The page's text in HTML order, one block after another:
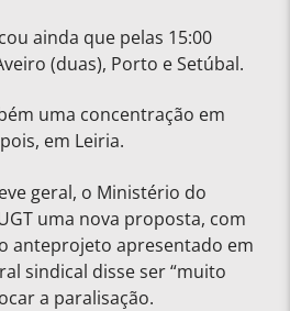
ainda que pelas 15:00
(duas), Porto e Setúbal.
uma concentração em
em Leiria.
geral, o Ministério do
uma nova proposta, com
anteprojeto apresentado em
sindical disse ser “muito
a paralisação.